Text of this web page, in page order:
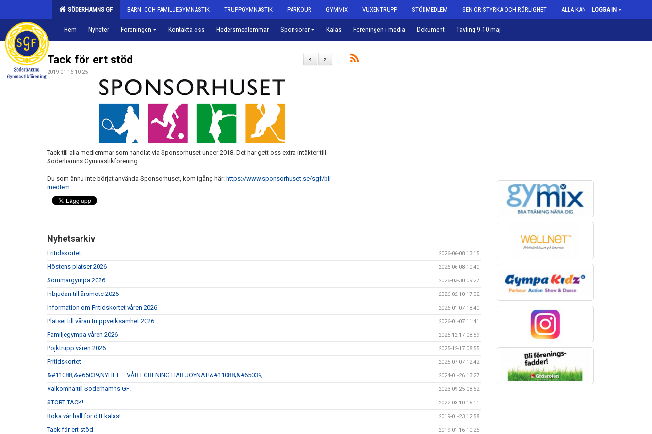
SÖDERHAMNS GF BARN- OCH FAMILJEGYMNASTIK TRUPPGYMNASTIK PARKOUR GYMMIX VUXENTRUPP STÖDMEDLEM SENIOR-STYRKA OCH RÖRLIGHET ALLA KAN GYMPA
LOGGA IN
Hem Nyheter Föreningen Kontakta oss Hedersmedlemmar Sponsorer Kalas Föreningen i media Dokument Tävling 9-10 maj
>
<
Tack för ert stöd
2019-01-16 10:25
Tack till alla medlemmar som handlat via Sponsorhuset under 2018. Det har gett oss extra intäkter till
Söderhamns Gymnastikförening.
Du som ännu inte börjat använda Sponsorhuset, kom igång här: https://www.sponsorhuset.se/sgf/bli-
medlem
Nyhetsarkiv
Fritidskortet 2026-06-08 13:15
Höstens platser 2026 2026-06-08 10:40
Sommargympa 2026 2026-03-30 09:27
Inbjudan till årsmöte 2026 2026-02-18 17:02
Information om Fritidskortet våren 2026 2026-01-07 18:40
Platser till våran truppverksamhet 2026 2026-01-07 11:41
Familjegympa våren 2026 2025-12-17 08:59
Pojktrupp våren 2026 2025-12-17 08:55
Fritidskortet 2025-07-07 12:42
&#11088;&#65039;NYHET – VÅR FÖRENING HAR JOYNAT!&#11088;&#65039; 2024-01-26 13:27
Välkomna till Söderhamns GF! 2023-09-25 08:52
STORT TACK! 2022-03-10 15:11
Boka vår hall för ditt kalas! 2019-01-23 12:58
Tack för ert stöd 2019-01-16 10:25